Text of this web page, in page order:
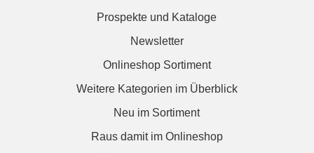
Prospekte und Kataloge
Newsletter
Onlineshop Sortiment
Weitere Kategorien im Überblick
Neu im Sortiment
Raus damit im Onlineshop